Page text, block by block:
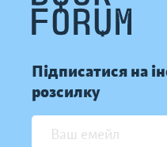
Підписатися на
розсилку